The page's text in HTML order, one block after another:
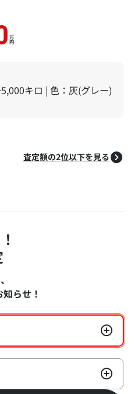
万
円
キロ | 色：灰(グレー)
査定額の2位以下を見る
知らせ！